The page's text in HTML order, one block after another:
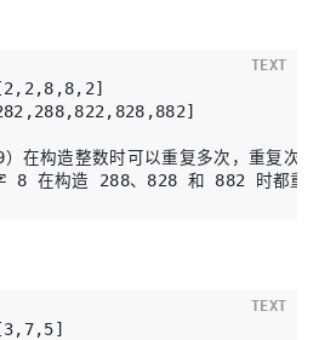
在构造整数时可以重复多次，重复次数
TEXT
TEXT